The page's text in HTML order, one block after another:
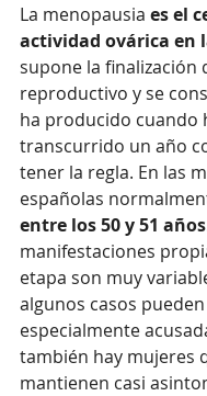
La menopausia es el
actividad ovárica en
supone la finalización
reproductivo y se
ha producido cuando
transcurrido un año
tener la regla. En las
españolas
entre los 50 y 51 años
manifestaciones
etapa son muy
algunos casos
especialmente
también hay mujeres
mantienen casi